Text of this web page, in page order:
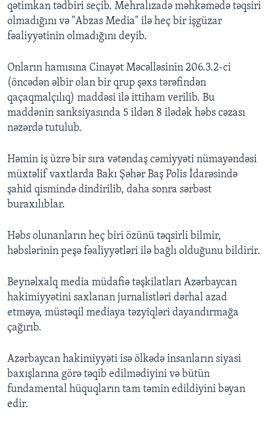
qətimkan tədbiri seçib. Mehralızadə məhkəmədə təqsiri
olmadığını və "Abzas Media" ilə heç bir işgüzar
fəaliyyətinin olmadığını deyib.
Onların hamısına Cinayət Məcəlləsinin 206.3.2-ci
(öncədən əlbir olan bir qrup şəxs tərəfindən
qaçaqmalçılıq) maddəsi ilə ittiham verilib. Bu
maddənin sanksiyasında 5 ildən 8 ilədək həbs cəzası
nəzərdə tutulub.
Həmin iş üzrə bir sıra vətəndaş cəmiyyəti nümayəndəsi
müxtəlif vaxtlarda Bakı Şəhər Baş Polis İdarəsində
şahid qismində dindirilib, daha sonra sərbəst
buraxılıblar.
Həbs olunanların heç biri özünü təqsirli bilmir,
həbslərinin peşə fəaliyyətləri ilə bağlı olduğunu bildirir.
Beynəlxalq media müdafiə təşkilatları Azərbaycan
hakimiyyətini saxlanan jurnalistləri dərhal azad
etməyə, müstəqil mediaya təzyiqləri dayandırmağa
çağırıb.
Azərbaycan hakimiyyəti isə ölkədə insanların siyasi
baxışlarına görə təqib edilmədiyini və bütün
fundamental hüquqların tam təmin edildiyini bəyan
edir.